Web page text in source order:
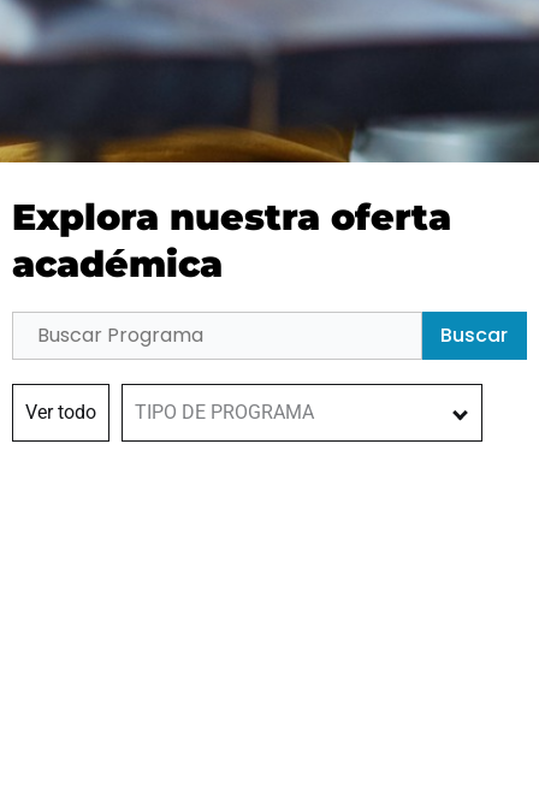
Explora nuestra oferta
académica
Buscar
Ver todo TIPO DE PROGRAMA